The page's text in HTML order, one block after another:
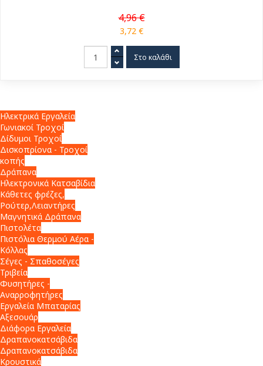
4,96 €
3,72 €
Ηλεκτρικά Εργαλεία
Γωνιακοί Τροχοί
Δίδυμοι Τροχοί
Δισκοπρίονα - Τροχοί
κοπής
Δράπανα
Ηλεκτρονικά Κατσαβίδια
Κάθετες φρέζες,
Ρούτερ,Λειαντήρες
Μαγνητικά Δράπανα
Πιστολέτα
Πιστόλια Θερμού Αέρα -
Κόλλας
Σέγες - Σπαθοσέγες
Τριβεία
Φυσητήρες -
Αναρροφητήρες
Εργαλεία Μπαταρίας
Αξεσουάρ
Διάφορα Εργαλεία
Δραπανοκατσάβιδα
Δραπανοκατσάβιδα
Κρουστικά